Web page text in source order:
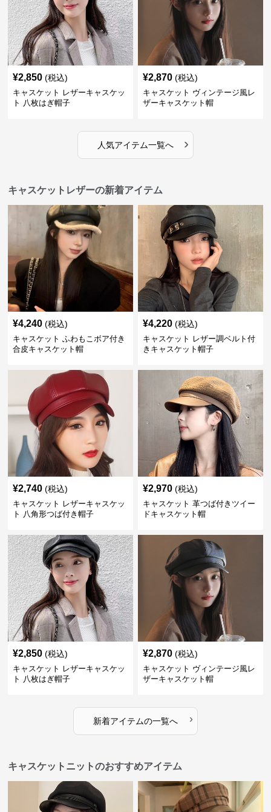
¥2,850 (税込)
キャスケット レザーキャスケッ
ト 八枚はぎ帽子
¥2,870 (税込)
キャスケット ヴィンテージ風レ
ザーキャスケット帽
人気アイテム一覧へ ›
キャスケットレザーの新着アイテム
¥4,240 (税込)
キャスケット ふわもこボア付き
合皮キャスケット帽
¥4,220 (税込)
キャスケット レザー調ベルト付
きキャスケット帽子
¥2,740 (税込)
キャスケット レザーキャスケッ
ト 八角形つば付き帽子
¥2,970 (税込)
キャスケット 革つば付きツイー
ドキャスケット帽
¥2,850 (税込)
キャスケット レザーキャスケッ
ト 八枚はぎ帽子
¥2,870 (税込)
キャスケット ヴィンテージ風レ
ザーキャスケット帽
新着アイテムの一覧へ ›
キャスケットニットのおすすめアイテム